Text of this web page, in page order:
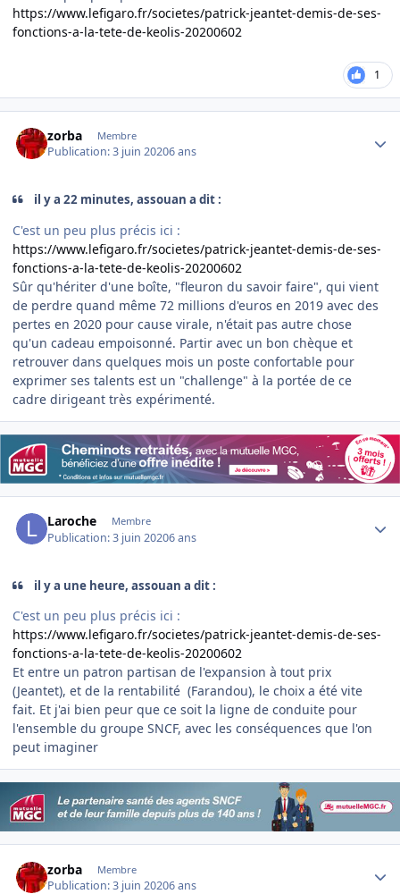
https://www.lefigaro.fr/societes/patrick-jeantet-demis-de-ses-
fonctions-a-la-tete-de-keolis-20200602
1
zorba Membre
Publication:3 juin 20206 ans
il y a 22 minutes, assouan a dit :
C'est un peu plus précis ici :
https://www.lefigaro.fr/societes/patrick-jeantet-demis-de-ses-
fonctions-a-la-tete-de-keolis-20200602
Sûr qu'hériter d'une boîte, "fleuron du savoir faire", qui vient
de perdre quand même 72 millions d'euros en 2019 avec des
pertes en 2020 pour cause virale, n'était pas autre chose
qu'un cadeau empoisonné. Partir avec un bon chèque et
retrouver dans quelques mois un poste confortable pour
exprimer ses talents est un "challenge" à la portée de ce
cadre dirigeant très expérimenté.
Laroche Membre
Publication:3 juin 20206 ans
il y a une heure, assouan a dit :
C'est un peu plus précis ici :
https://www.lefigaro.fr/societes/patrick-jeantet-demis-de-ses-
fonctions-a-la-tete-de-keolis-20200602
Et entre un patron partisan de l'expansion à tout prix
(Jeantet), et de la rentabilité (Farandou), le choix a été vite
fait. Et j'ai bien peur que ce soit la ligne de conduite pour
l'ensemble du groupe SNCF, avec les conséquences que l'on
peut imaginer
zorba Membre
Publication:3 juin 20206 ans